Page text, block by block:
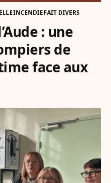
INCENDIEFAIT DIVERS
: une
de
face aux